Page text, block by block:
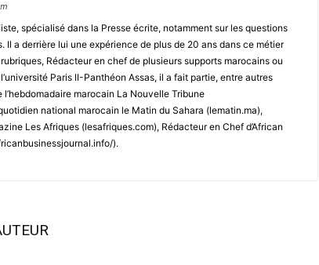
spécialisé dans la Presse écrite, notamment sur les questions
Il a derrière lui une expérience de plus de 20 ans dans ce métier
Rédacteur en chef de plusieurs supports marocains ou
Paris II-Panthéon Assas, il a fait partie, entre autres
marocain La Nouvelle Tribune
national marocain le Matin du Sahara (lematin.ma),
Les Afriques (lesafriques.com), Rédacteur en Chef d’African
).